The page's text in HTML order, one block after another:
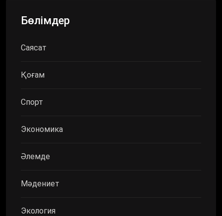
Бөлімдер
Саясат
Қоғам
Спорт
Экономика
Әлемде
Мәдениет
Экология